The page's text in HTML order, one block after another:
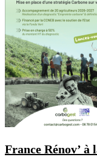
France Rénov’ à